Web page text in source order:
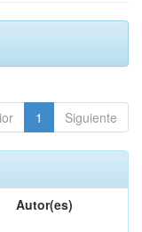
1 Siguiente
Autor(es)